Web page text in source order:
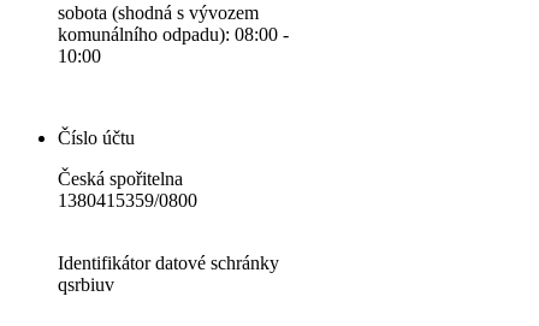
sobota (shodná s vývozem
komunálního odpadu): 08:00 -
10:00
Číslo účtu
Česká spořitelna
1380415359/0800
Identifikátor datové schránky
qsrbiuv